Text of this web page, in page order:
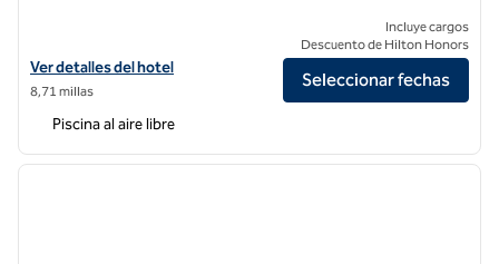
Ver detalles del hotel The Inn at Rancho Santa Fe, an SLH Hotel
Ver detalles del hotel
8,71 millas
Incluye cargos
Descuento de Hilton Honors
Seleccionar fechas
Piscina al aire libre
1 de 12